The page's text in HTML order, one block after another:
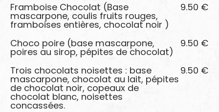
Framboise Chocolat (Base
mascarpone, coulis fruits rouges,
framboises entières, chocolat noir )
9.50 €
Choco poire (base mascarpone,
poires au sirop, pépites de chocolat)
9.50 €
Trois chocolats noisettes : base
mascarpone, chocolat au lait, pépites
de chocolat noir, copeaux de
chocolat blanc, noisettes
concassées.
9.50 €